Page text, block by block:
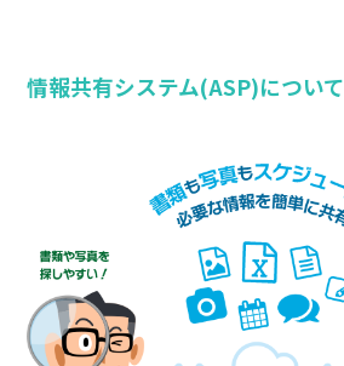
情報共有システム(ASP)について